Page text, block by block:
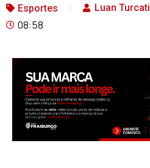
Esportes Luan Turcati
08:58